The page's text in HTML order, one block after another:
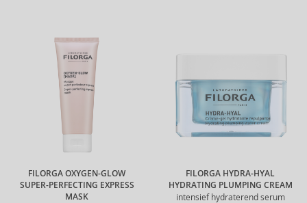
FILORGA OXYGEN-GLOW
SUPER-PERFECTING EXPRESS
MASK
FILORGA HYDRA-HYAL
HYDRATING PLUMPING CREAM
intensief hydraterend serum